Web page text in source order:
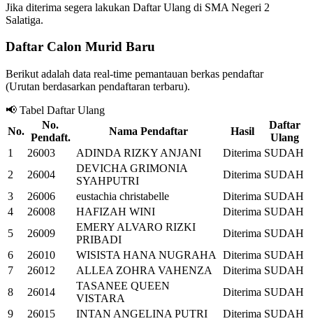
Jika diterima segera lakukan Daftar Ulang di SMA Negeri 2
Salatiga.
Daftar Calon Murid Baru
Berikut adalah data real-time pemantauan berkas pendaftar
(Urutan berdasarkan pendaftaran terbaru).
📢 Tabel Daftar Ulang
No.
No.
Pendaft.
Nama Pendaftar Hasil
Daftar
Ulang
1
26003 ADINDA RIZKY ANJANI Diterima SUDAH
2
26004
DEVICHA GRIMONIA
SYAHPUTRI
Diterima SUDAH
3
26006 eustachia christabelle Diterima SUDAH
4
26008 HAFIZAH WINI Diterima SUDAH
5
26009
EMERY ALVARO RIZKI
PRIBADI
Diterima SUDAH
6
26010 WISISTA HANA NUGRAHA Diterima SUDAH
7
26012 ALLEA ZOHRA VAHENZA Diterima SUDAH
8
26014
TASANEE QUEEN
VISTARA
Diterima SUDAH
9
26015 INTAN ANGELINA PUTRI Diterima SUDAH